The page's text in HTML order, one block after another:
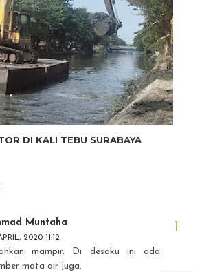
DI KALI TEBU SURABAYA
Muntaha
2020 11:12
mampir. Di desaku ini ada
mata air juga.